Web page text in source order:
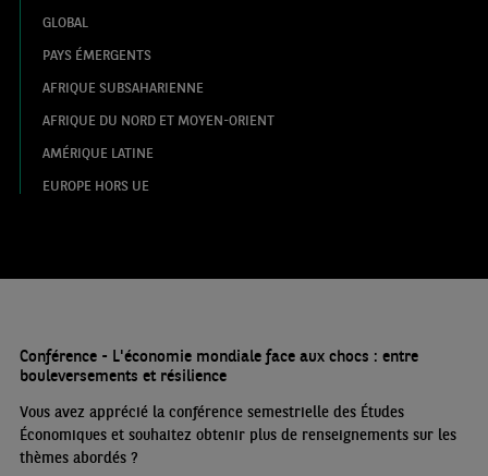
GLOBAL
PAYS ÉMERGENTS
AFRIQUE SUBSAHARIENNE
AFRIQUE DU NORD ET MOYEN-ORIENT
AMÉRIQUE LATINE
EUROPE HORS UE
Conférence - L'économie mondiale face aux chocs : entre
bouleversements et résilience
Vous avez apprécié la conférence semestrielle des Études
Économiques et souhaitez obtenir plus de renseignements sur les
thèmes abordés?